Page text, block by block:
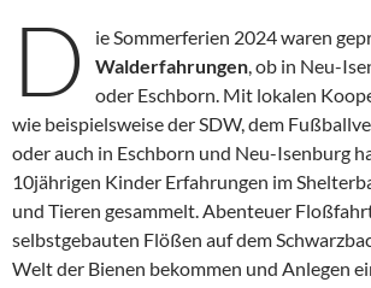
D
ie Sommerferien 2024 waren
Walderfahrungen, ob in Neu-
oder Eschborn. Mit lokalen
wie beispielsweise der SDW, dem
oder auch in Eschborn und Neu-Isenburg
10jährigen Kinder Erfahrungen im
und Tieren gesammelt. Abenteuer
selbstgebauten Flößen auf dem
Welt der Bienen bekommen und Anlegen